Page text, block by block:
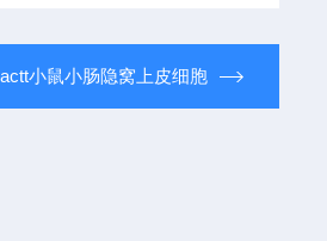
actt小鼠小肠隐窝上皮细胞